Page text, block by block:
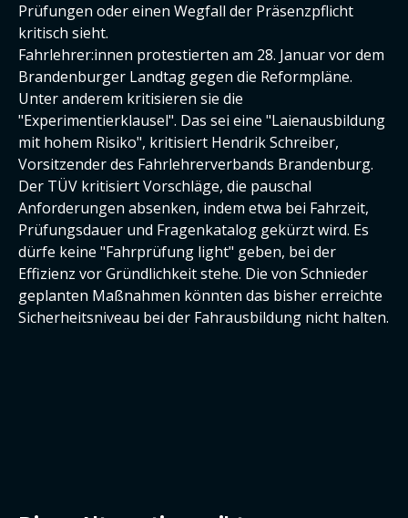
Prüfungen oder einen Wegfall der Präsenzpflicht
kritisch sieht.
Fahrlehrer:innen protestierten am 28. Januar vor dem
Brandenburger Landtag gegen die Reformpläne.
Unter anderem kritisieren sie die
"Experimentierklausel". Das sei eine "Laienausbildung
mit hohem Risiko", kritisiert Hendrik Schreiber,
Vorsitzender des Fahrlehrerverbands Brandenburg.
Der TÜV kritisiert Vorschläge, die pauschal
Anforderungen absenken, indem etwa bei Fahrzeit,
Prüfungsdauer und Fragenkatalog gekürzt wird. Es
dürfe keine "Fahrprüfung light" geben, bei der
Effizienz vor Gründlichkeit stehe. Die von Schnieder
geplanten Maßnahmen könnten das bisher erreichte
Sicherheitsniveau bei der Fahrausbildung nicht halten.